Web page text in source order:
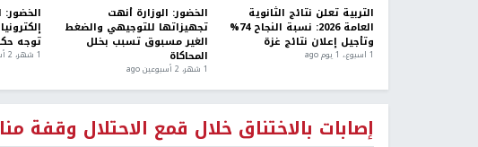
التربية تعلن نتائج الثانوية
العامة 2026: نسبة النجاح 74%
وتأجيل إعلان نتائج غزة
1 اسبوع.، 1 يوم ago
الخضور: الوزارة أنهت
تجهيزاتها للتوجيهي والضغط
الغير مسبوق تسبب بخلل
المحاكاة
1 شهر، 2 أسبوعين ago
الخضور:
توجه
1 شهر، 2 أسبوعين ago
إصابات بالاختناق خلال قمع الاحتلال وقفة